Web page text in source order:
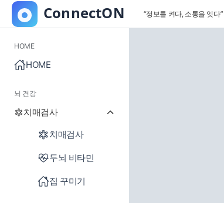
“정보를 켜다, 소통을 잇다”
HOME
HOME
뇌 건강
치매검사
치매검사
두뇌 비타민
집 꾸미기